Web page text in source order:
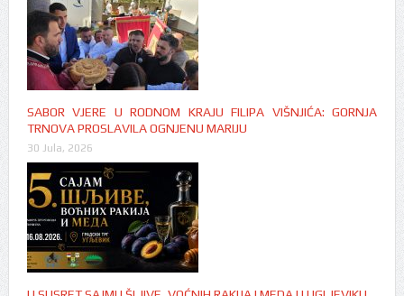
SABOR VJERE U RODNOM KRAJU FILIPA VIŠNJIĆA: GORNJA
TRNOVA PROSLAVILA OGNJENU MARIJU
30 Jula, 2026